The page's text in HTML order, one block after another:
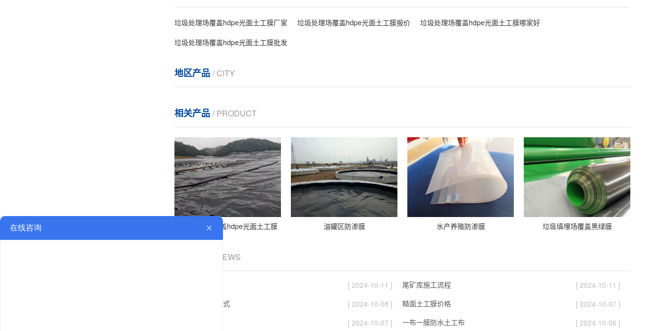
垃圾处理场覆盖hdpe光面土工膜厂家 垃圾处理场覆盖hdpe光面土工膜报价
垃圾处理场覆盖hdpe光面土工膜哪家好
垃圾处理场覆盖hdpe光面土工膜批发
地区产品 / CITY
相关产品 / PRODUCT
垃圾处理场覆盖hdpe光面土工膜 油罐区防渗膜 水产养殖防渗膜 垃圾填埋场覆盖黑绿膜
/ NEWS
[ 2024-10-11 ] 尾矿库施工流程
[ 2024-10-11 ]
土工布的连接方式
[ 2024-10-08 ] 糙面土工膜价格
[ 2024-10-07 ]
[ 2024-10-07 ] 一布一膜防水土工布 [ 2024-10-06 ]